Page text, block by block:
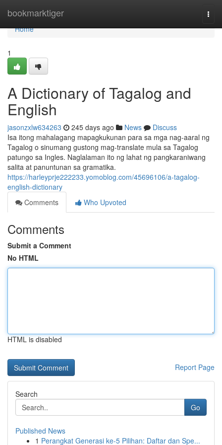
bookmarktiger
Home
Home
1
A Dictionary of Tagalog and
English
jasonzxlw634263 245 days ago News
Discuss
Isa itong mahalagang mapagkukunan para sa mga nag-aaral ng
Tagalog o sinumang gustong mag-translate mula sa Tagalog
patungo sa Ingles. Naglalaman ito ng lahat ng pangkaraniwang
salita at panuntunan sa gramatika.
https://harleyprje222233.yomoblog.com/45696106/a-tagalog-
english-dictionary
Comments
Who Upvoted
Comments
Submit a Comment
No HTML
HTML is disabled
Report Page
Search
Go
Published News
1 Perangkat Generasi ke-5 Pilihan: Daftar dan Spe...